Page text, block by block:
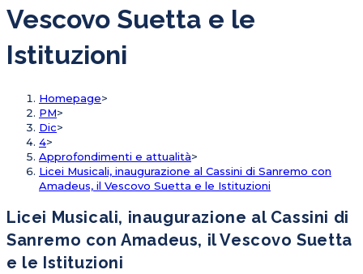
Vescovo Suetta e le
Istituzioni
Homepage>
PM>
Dic>
4>
Approfondimenti e attualità>
Licei Musicali, inaugurazione al Cassini di Sanremo con
Amadeus, il Vescovo Suetta e le Istituzioni
Licei Musicali, inaugurazione al Cassini di
Sanremo con Amadeus, il Vescovo Suetta
e le Istituzioni